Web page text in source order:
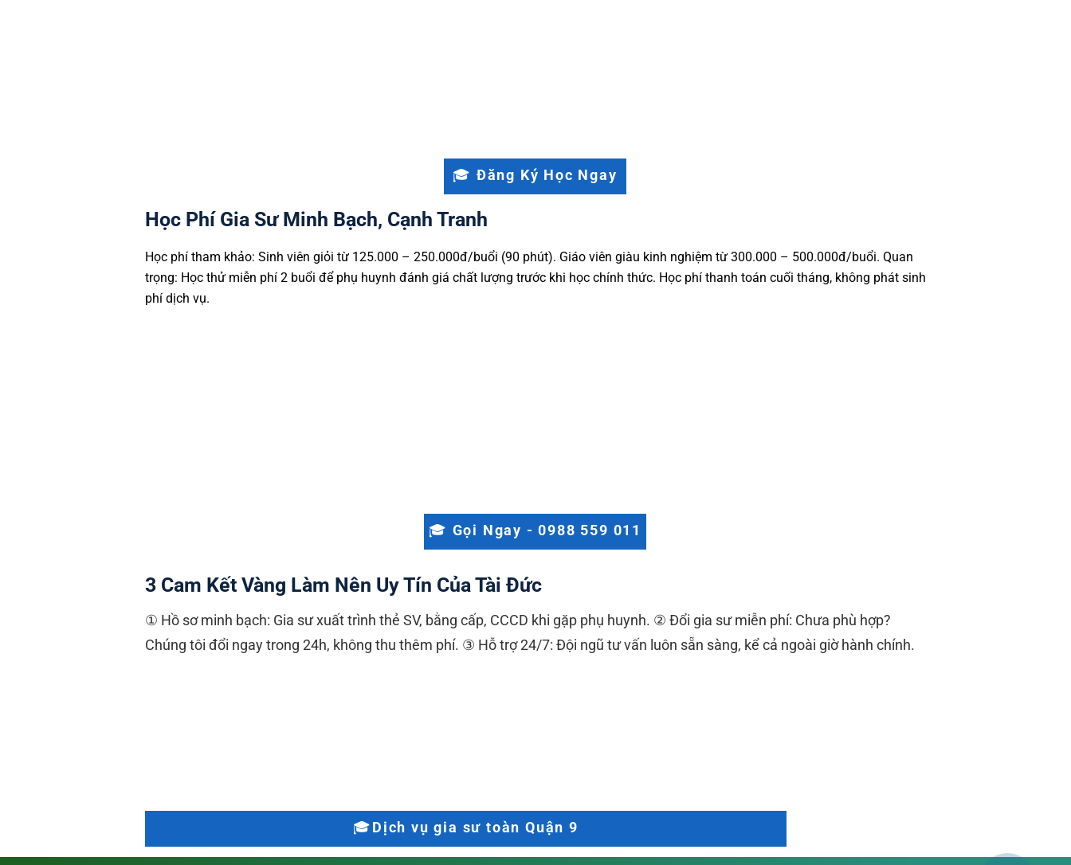
🎓 Đăng Ký Học Ngay
Học Phí Gia Sư Minh Bạch, Cạnh Tranh
Học phí tham khảo: Sinh viên giỏi từ 125.000 – 250.000đ/buổi (90 phút). Giáo viên giàu kinh nghiệm từ 300.000 – 500.000đ/buổi. Quan
trọng: Học thử miễn phí 2 buổi để phụ huynh đánh giá chất lượng trước khi học chính thức. Học phí thanh toán cuối tháng, không phát sinh
phí dịch vụ.
🎓 Gọi Ngay - 0988 559 011
3 Cam Kết Vàng Làm Nên Uy Tín Của Tài Đức
① Hồ sơ minh bạch: Gia sư xuất trình thẻ SV, bằng cấp, CCCD khi gặp phụ huynh. ② Đổi gia sư miễn phí: Chưa phù hợp?
Chúng tôi đổi ngay trong 24h, không thu thêm phí. ③ Hỗ trợ 24/7: Đội ngũ tư vấn luôn sẵn sàng, kể cả ngoài giờ hành chính.
🎓Dịch vụ gia sư toàn Quận 9